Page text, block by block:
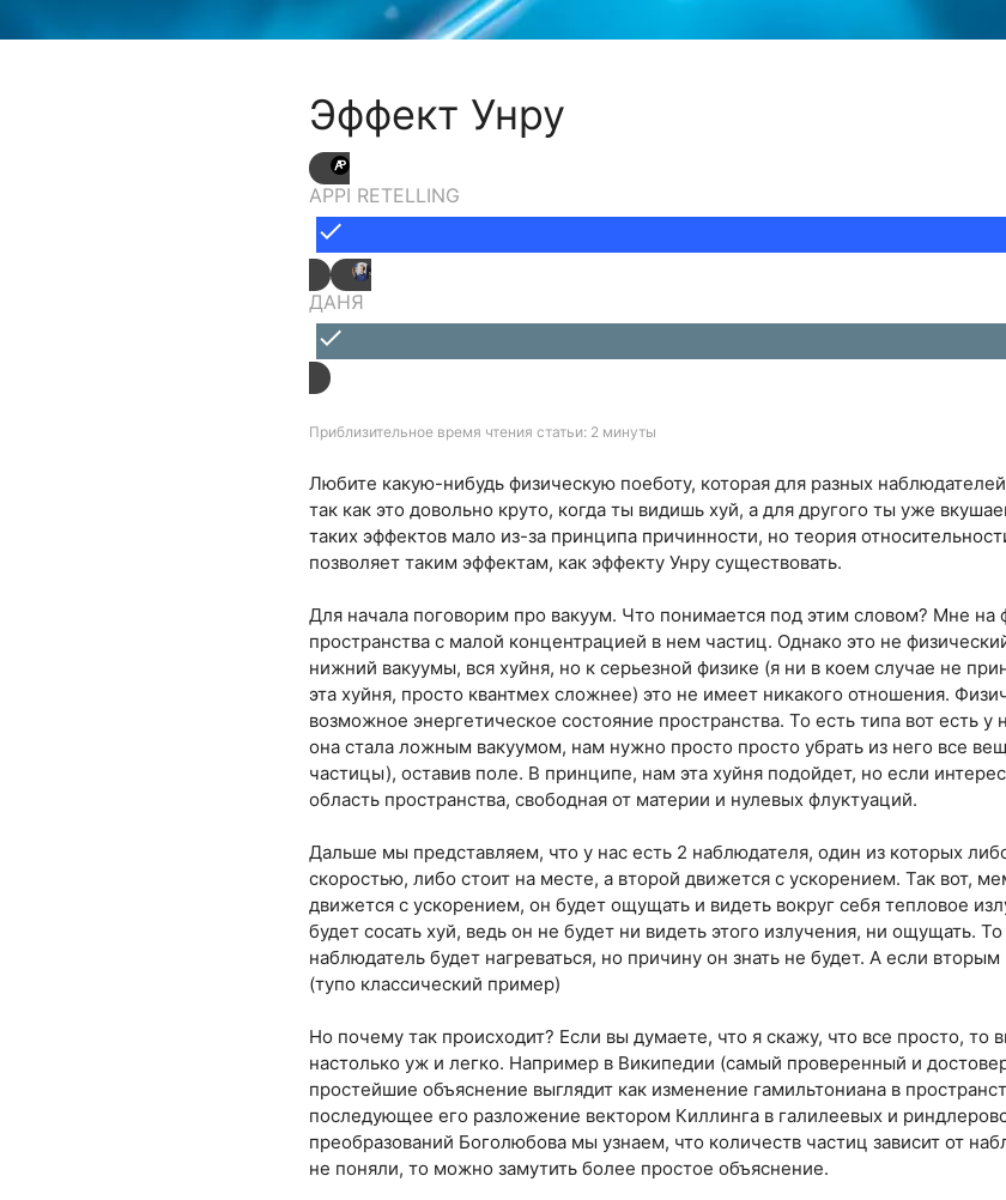
Эффект Унру
APPI RETELLING
done
ДАНЯ
done
Приблизительное время чтения статьи: 2 минуты
Любите какую-нибудь физическую поеботу, которая для разных
так как это довольно круто, когда ты видишь хуй, а для другого ты уже
таких эффектов мало из-за принципа причинности, но теория
позволяет таким эффектам, как эффекту Унру существовать.
Для начала поговорим про вакуум. Что понимается под этим словом? Мне на
пространства с малой концентрацией в нем частиц. Однако это не
нижний вакуумы, вся хуйня, но к серьезной физике (я ни в коем случае не
эта хуйня, просто квантмех сложнее) это не имеет никакого отношения.
возможное энергетическое состояние пространства. То есть типа вот есть у
она стала ложным вакуумом, нам нужно просто просто убрать из него все
частицы), оставив поле. В принципе, нам эта хуйня подойдет, но если
область пространства, свободная от материи и нулевых флуктуаций.
Дальше мы представляем, что у нас есть 2 наблюдателя, один из которых
скоростью, либо стоит на месте, а второй движется с ускорением. Так вот,
движется с ускорением, он будет ощущать и видеть вокруг себя тепловое
будет сосать хуй, ведь он не будет ни видеть этого излучения, ни ощущать.
наблюдатель будет нагреваться, но причину он знать не будет. А если
(тупо классический пример)
Но почему так происходит? Если вы думаете, что я скажу, что все просто, то
настолько уж и легко. Например в Википедии (самый проверенный и
простейшие объяснение выглядит как изменение гамильтониана в
последующее его разложение вектором Киллинга в галилеевых и
преобразований Боголюбова мы узнаем, что количеств частиц зависит от
не поняли, то можно замутить более простое объяснение.